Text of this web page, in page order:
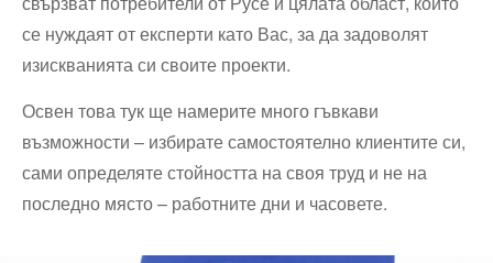
се нуждаят от експерти като Вас, за да задоволят
изискванията си своите проекти.
Освен това тук ще намерите много гъвкави
възможности – избирате самостоятелно клиентите си,
сами определяте стойността на своя труд и не на
последно място – работните дни и часовете.